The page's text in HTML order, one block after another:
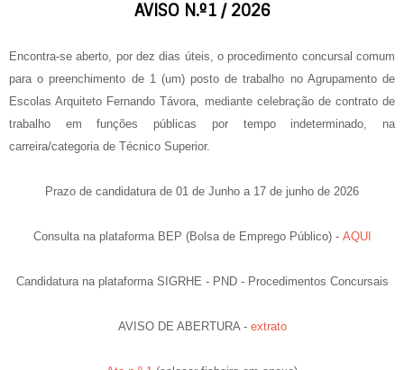
AVISO N.º1 / 2026
Encontra-se aberto, por dez dias úteis, o procedimento concursal comum
para o preenchimento de 1 (um) posto de trabalho no Agrupamento de
Escolas Arquiteto Fernando Távora, mediante celebração de contrato de
trabalho em funções públicas por tempo indeterminado, na
carreira/categoria de Técnico Superior.
Prazo de candidatura de 01 de Junho a 17 de junho de 2026
Consulta na plataforma BEP (Bolsa de Emprego Público) - AQUI
Candidatura na plataforma SIGRHE - PND - Procedimentos Concursais
AVISO DE ABERTURA - extrato